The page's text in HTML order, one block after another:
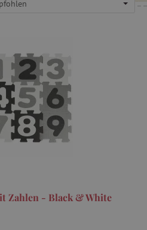
Zahlen - Black & White